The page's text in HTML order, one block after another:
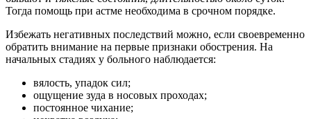
Тогда помощь при астме необходима в срочном порядке.
Избежать негативных последствий можно, если своевременно
обратить внимание на первые признаки обострения. На
начальных стадиях у больного наблюдается:
вялость, упадок сил;
ощущение зуда в носовых проходах;
постоянное чихание;